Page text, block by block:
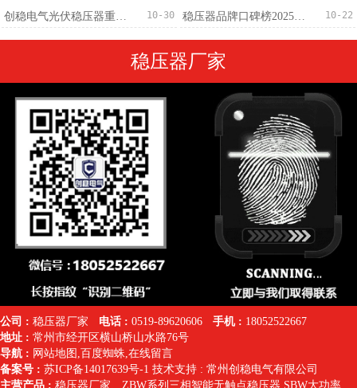
创稳电气光伏稳压器重磅发布：300V-460V宽幅输入，±1%稳压精度适配全场景 10-30 稳压器品牌口碑榜2025最新 10-22
稳压器厂家
公司 : 稳压器厂家 电话 : 0519-89620606 手机 : 18052522667
地址 : 常州市经开区横山桥山水路76号
导航 : 网站地图 百度蜘蛛 在线留言
备案号 : 苏ICP备14017639号-1 技术支持 : 常州创稳电气有限公司
主营产品 : 稳压器厂家 ZBW系列三相智能无触点稳压器 ,SBW大功率